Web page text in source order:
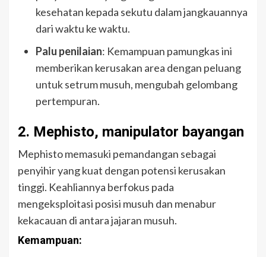
kesehatan kepada sekutu dalam jangkauannya
dari waktu ke waktu.
Palu penilaian: Kemampuan pamungkas ini
memberikan kerusakan area dengan peluang
untuk setrum musuh, mengubah gelombang
pertempuran.
2. Mephisto, manipulator bayangan
Mephisto memasuki pemandangan sebagai
penyihir yang kuat dengan potensi kerusakan
tinggi. Keahliannya berfokus pada
mengeksploitasi posisi musuh dan menabur
kekacauan di antara jajaran musuh.
Kemampuan: